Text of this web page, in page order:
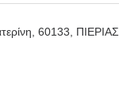
60133, ΠΙΕΡΙΑΣ